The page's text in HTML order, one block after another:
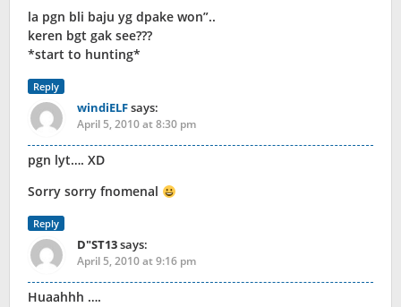
la pgn bli baju yg dpake won”..
keren bgt gak see???
*start to hunting*
Reply
windiELFsays:
April 5, 2010 at 8:30 pm
pgn lyt…. XD
Sorry sorry fnomenal
Reply
D"ST13says:
April 5, 2010 at 9:16 pm
Huaahhh ….